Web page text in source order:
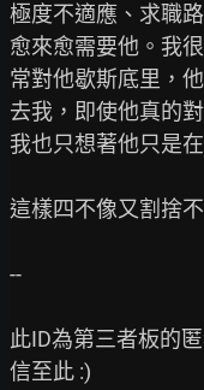
極度不適應、求職
愈來愈需要他。我
常對他歇斯底里，
去我，即使他真的
我也只想著他只是
這樣四不像又割捨
--
此ID為第三者板的
信至此 :)